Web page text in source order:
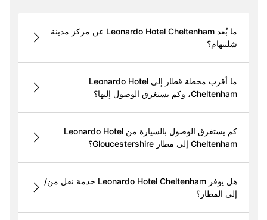
ما بُعد Leonardo Hotel Cheltenham عن مركز مدينة
شلتنهام؟
ما أقرب محطة قطار إلى Leonardo Hotel
Cheltenham، وكم يستغرق الوصول إليها؟
كم يستغرق الوصول بالسيارة من Leonardo Hotel
Cheltenham إلى مطار Gloucestershire؟
هل يوفر Leonardo Hotel Cheltenham خدمة نقل من/
إلى المطار؟